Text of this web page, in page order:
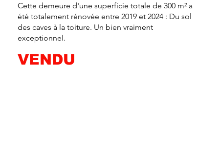
Cette demeure d'une superficie totale de 300 m² a
été totalement rénovée entre 2019 et 2024 : Du sol
des caves à la toiture. Un bien vraiment
exceptionnel.
VENDU